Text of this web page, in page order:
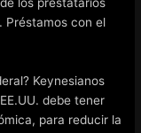
Préstamos con el
Keynesianos
debe tener
para reducir la